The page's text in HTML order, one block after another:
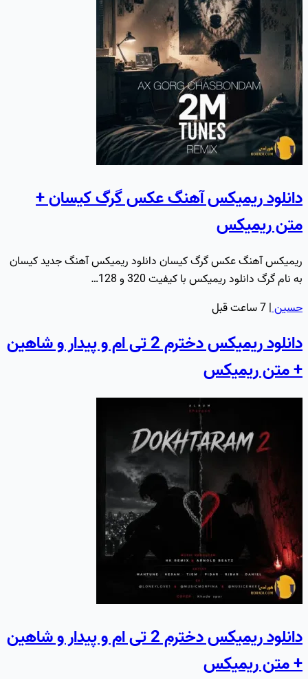
دانلود ریمیکس آهنگ عکس گرگ کیسان +
متن ریمیکس
ریمیکس آهنگ عکس گرگ کیسان دانلود ریمیکس آهنگ جدید کیسان
به نام گرگ دانلود ریمیکس با کیفیت 320 و 128…
حسین|7 ساعت قبل
دانلود ریمیکس دخترم 2 تی ام و پیدار و شاهین
+ متن ریمیکس
دانلود ریمیکس دخترم 2 تی ام و پیدار و شاهین
+ متن ریمیکس